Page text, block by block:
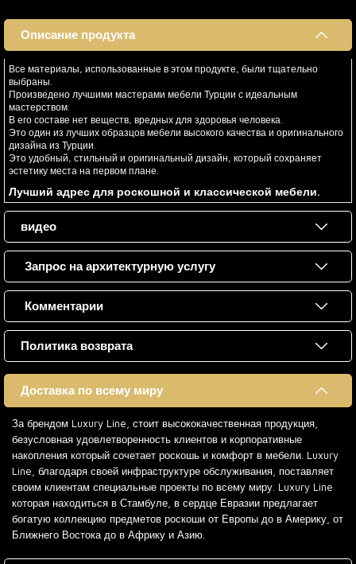
Описание продукта
Все материалы, использованные в этом продукте, были тщательно
выбраны.
Произведено лучшими мастерами мебели Турции с идеальным
мастерством.
В его составе нет веществ, вредных для здоровья человека.
Это один из лучших образцов мебели высокого качества и оригинального
дизайна из Турции.
Это удобный, стильный и оригинальный дизайн, который сохраняет
эстетику места на первом плане.
Лучший адрес для роскошной и классической мебели.
видео
Запрос на архитектурную услугу
Комментарии
Политика возврата
Доставка по всему миру
За брендом Luxury Line, стоит высококачественная продукция,
безусловная удовлетворенность клиентов и корпоративные
накопления который сочетает роскошь и комфорт в мебели. Luxury
Line, благодаря своей инфраструктуре обслуживания, поставляет
своим клиентам специальные проекты по всему миру. Luxury Line
которая находиться в Стамбуле, в сердце Евразии предлагает
богатую коллекцию предметов роскоши от Европы до в Америку, от
Ближнего Востока до в Африку и Азию.